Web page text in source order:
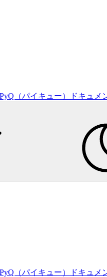
（パイキュー）ドキュメ
（パイキュー）ドキュメ